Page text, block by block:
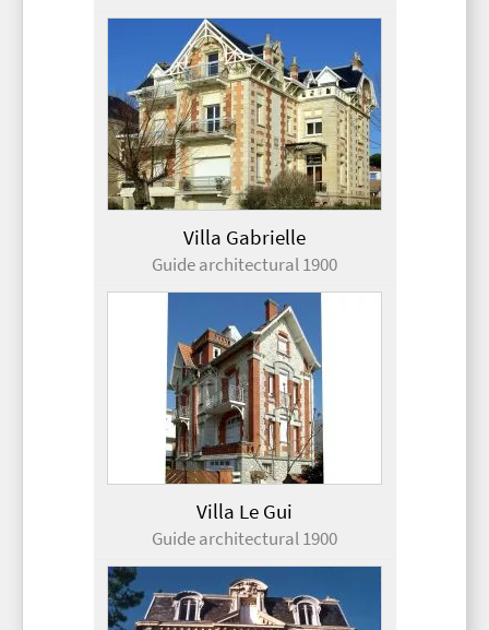
Villa Gabrielle
Guide architectural 1900
Villa Le Gui
Guide architectural 1900